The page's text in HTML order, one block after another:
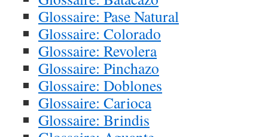
Glossaire: Pase Natural
Glossaire: Colorado
Glossaire: Revolera
Glossaire: Pinchazo
Glossaire: Doblones
Glossaire: Carioca
Glossaire: Brindis